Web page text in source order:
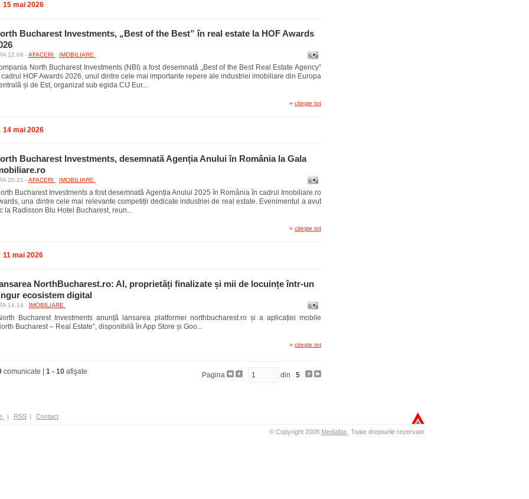
15 mai 2026
Bucharest Investments, „Best of the Best” în real estate la HOF Awards
12.09 -AFACERI IMOBILIARE
North Bucharest Investments (NBI) a fost desemnată „Best of the Best Real Estate Agency”
HOF Awards 2026, unul dintre cele mai importante repere ale industriei imobiliare din Europa
și de Est, organizat sub egida CIJ Eur...
» citeşte tot
14 mai 2026
Bucharest Investments, desemnată Agenția Anului în România la Gala
20.21 -AFACERI IMOBILIARE
Bucharest Investments a fost desemnată Agenția Anului 2025 în România în cadrul Imobiliare.ro
una dintre cele mai relevante competiții dedicate industriei de real estate. Evenimentul a avut
la Radisson Blu Hotel Bucharest, reun...
» citeşte tot
11 mai 2026
NorthBucharest.ro: AI, proprietăți finalizate și mii de locuințe într-un
ecosistem digital
14.14 - IMOBILIARE
Bucharest Investments anunță lansarea platformei northbucharest.ro și a aplicației mobile
Bucharest – Real Estate”, disponibilă în App Store și Goo...
» citeşte tot
comunicate | 1 - 10 afişate Pagina din 5
| RSS | Contact
© Copyright 2008 Mediafax Toate drepturile rezervate